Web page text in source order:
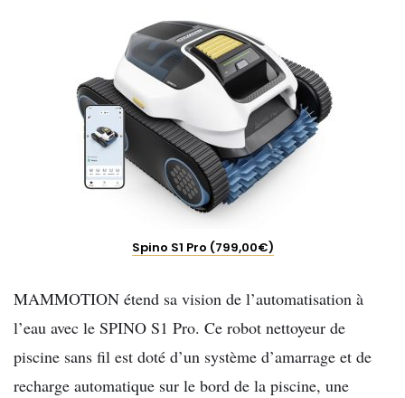
Spino S1 Pro (799,00€)
MAMMOTION étend sa vision de l’automatisation à
l’eau avec le SPINO S1 Pro. Ce robot nettoyeur de
piscine sans fil est doté d’un système d’amarrage et de
recharge automatique sur le bord de la piscine, une